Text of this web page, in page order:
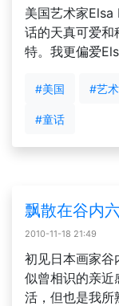
美国艺术家
话的天真可爱
特。我更偏爱
#美国 #艺
#童话
飘散在谷内
2010-11-18 21:49
初见日本画家谷
似曾相识的亲近
活，但也是我所